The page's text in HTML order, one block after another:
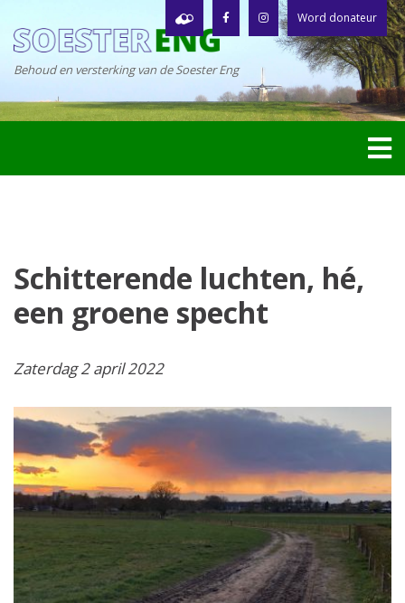
Word donateur
Behoud en versterking van de Soester Eng
Schitterende luchten, hé,
een groene specht
Zaterdag 2 april 2022